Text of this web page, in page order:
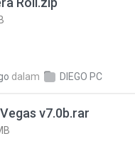
dalam DIEGO PC
v7.0b.rar